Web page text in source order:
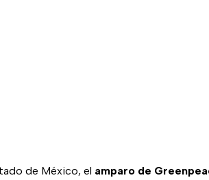
de México, el amparo de